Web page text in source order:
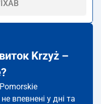
Krzyż –
впевнені у дні та